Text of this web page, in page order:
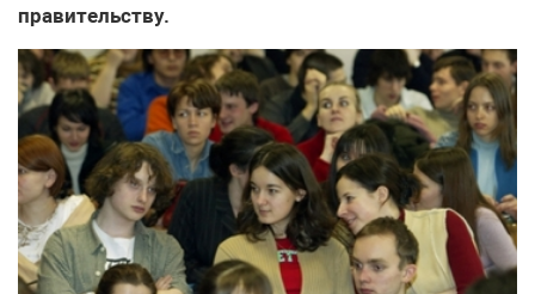
правительству.